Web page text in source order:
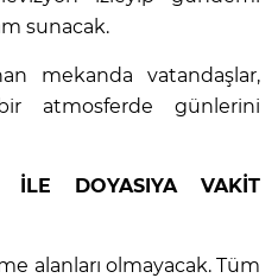
sunacak.
mekanda vatandaşlar,
atmosferde günlerini
İLE DOYASIYA VAKİT
alanları olmayacak. Tüm